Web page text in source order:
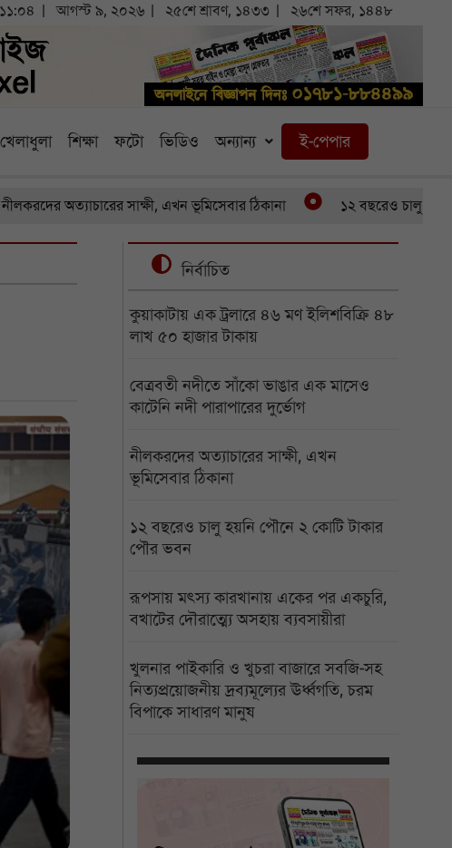
আগস্ট ৯, ২০২৬ ২৫শে শ্রাবণ, ১৪৩৩ ২৬শে সফর, ১৪৪৮
খেলাধুলা শিক্ষা ফটো ভিডিও অন্যান্য ই-পেপার
অত্যাচারের সাক্ষী, এখন ভূমিসেবার ঠিকানা ১২ বছরেও চালু হয়নি পৌনে ২
নির্বাচিত
কুয়াকাটায় এক ট্রলারে ৪৬ মণ ইলিশবিক্রি ৪৮
লাখ ৫০ হাজার টাকায়
বেত্রবতী নদীতে সাঁকো ভাঙার এক মাসেও
কাটেনি নদী পারাপারের দুর্ভোগ
নীলকরদের অত্যাচারের সাক্ষী, এখন
ভূমিসেবার ঠিকানা
১২ বছরেও চালু হয়নি পৌনে ২ কোটি টাকার
পৌর ভবন
রূপসায় মৎস্য কারখানায় একের পর একচুরি,
বখাটের দৌরাত্ম্যে অসহায় ব্যবসায়ীরা
খুলনার পাইকারি ও খুচরা বাজারে সবজি-সহ
নিত্যপ্রয়োজনীয় দ্রব্যমূল্যের ঊর্ধ্বগতি, চরম
বিপাকে সাধারণ মানুষ